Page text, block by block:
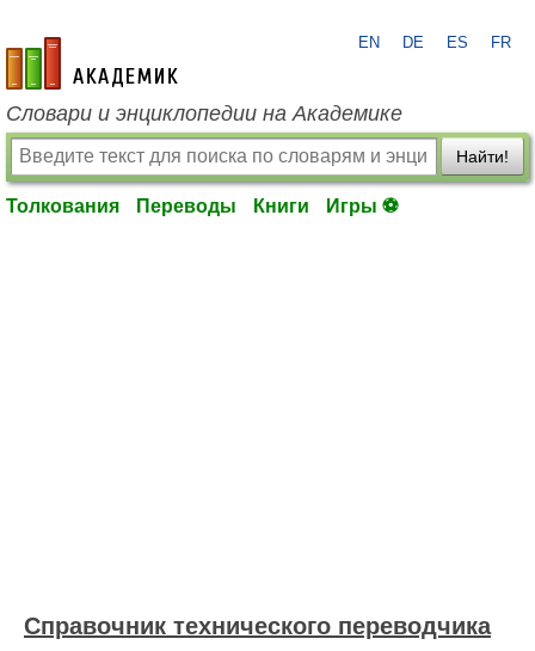
academic.ru
EN DE ES FR
Словари и энциклопедии на Академике
Найти!
Толкования Переводы Книги Игры ⚽
Справочник технического переводчика